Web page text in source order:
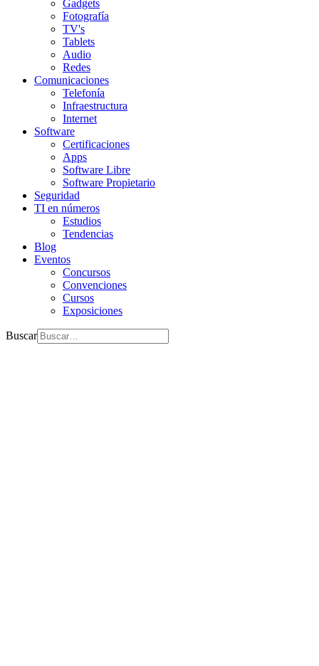
Gadgets
Fotografía
TV's
Tablets
Audio
Redes
Comunicaciones
Telefonía
Infraestructura
Internet
Software
Certificaciones
Apps
Software Libre
Software Propietario
Seguridad
TI en números
Estudios
Tendencias
Blog
Eventos
Concursos
Convenciones
Cursos
Exposiciones
Buscar